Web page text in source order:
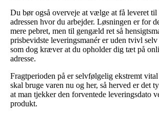
Du bør også overveje at vælge at få leveret
adressen hvor du arbejder. Løsningen er for
mere pebret, men til gengæld ret så
prisbevidste leveringsmanér er uden tvivl selv
som dog kræver at du opholder dig tæt på
adresse.
Fragtperioden på er selvfølgelig ekstremt
skal bruge varen nu og her, så herved er det
at man tjekker den forventede leveringsdato
produkt.